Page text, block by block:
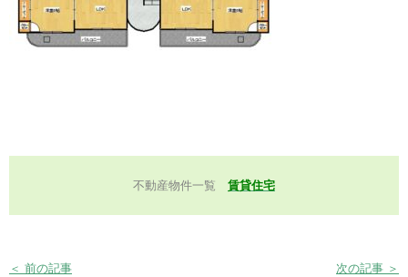
不動産物件一覧 賃貸住宅
＜ 前の記事 次の記事 ＞